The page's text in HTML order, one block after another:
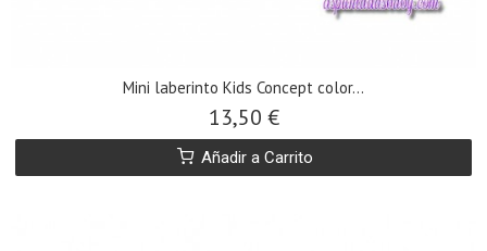
Mini laberinto Kids Concept color...
13,50 €
Añadir a Carrito